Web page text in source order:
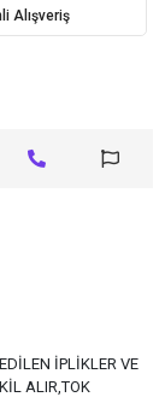
Alışveriş
İPLİKLER VE
ALIR,TOK